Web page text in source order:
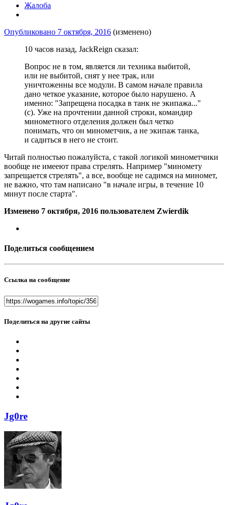
Жалоба
Опубликовано 7 октября, 2016 (изменено)
10 часов назад, JackReign сказал:
Вопрос не в том, является ли техника выбитой,
или не выбитой, снят у нее трак, или
уничтоженны все модули. В самом начале правила
дано четкое указание, которое было нарушено. А
именно: "Запрещена посадка в танк не экипажа..."
(с). Уже на прочтении данной строки, командир
минометного отделения должен был четко
понимать, что он минометчик, а не экипаж танка,
и садиться в него не стоит.
Читай полностью пожалуйста, с такой логикой минометчики
вообще не имееют права стрелять. Например "миномету
запрещается стрелять", а все, вообще не садимся на миномет,
не важно, что там написано "в начале игры, в течение 10
минут после старта".
Изменено 7 октября, 2016 пользователем Zwierdik
Поделиться сообщением
Ссылка на сообщение
Поделиться на другие сайты
Jg0re